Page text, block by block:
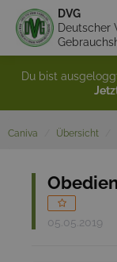
DVG
Deutscher
Du bist
Caniva Übersicht
05.05.2019